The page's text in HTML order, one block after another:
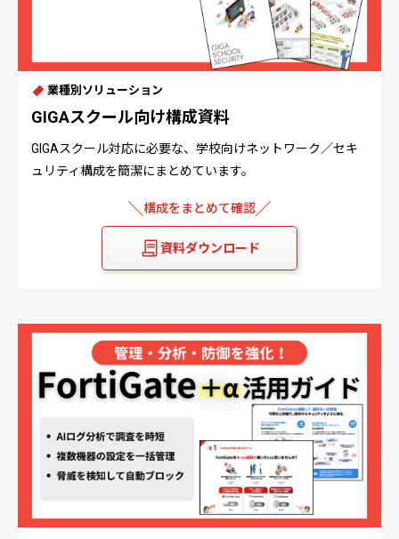
業種別ソリューション
GIGAスクール向け構成資料
GIGAスクール対応に必要な、学校向けネットワーク／セキ
ュリティ構成を簡潔にまとめています。
構成をまとめて確認
資料ダウンロード